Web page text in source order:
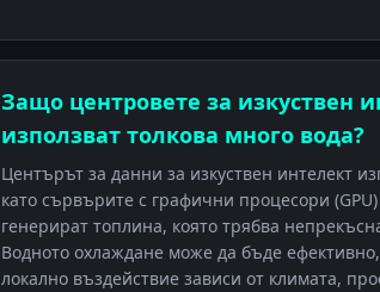
Защо центровете за изкуствен
използват толкова много вода?
Центърът за данни за изкуствен интелект
като сървърите с графични процесори
генерират топлина, която трябва
Водното охлаждане може да бъде
локално въздействие зависи от климата,